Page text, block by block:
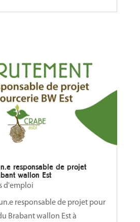
responsable de projet
wallon Est
d'emploi
responsable de projet pour
Brabant wallon Est à